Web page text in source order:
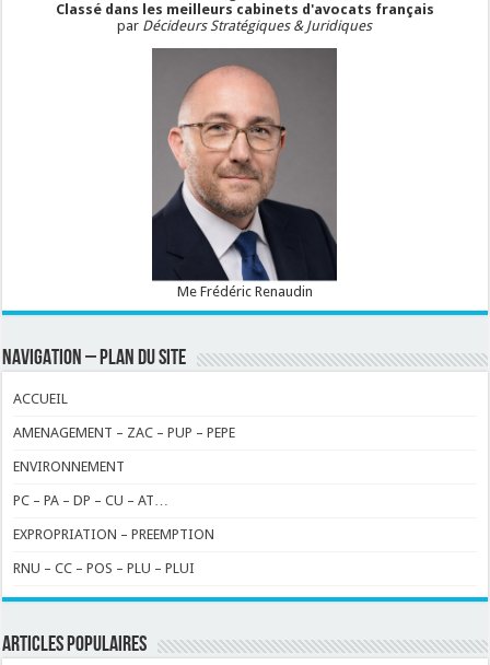
Classé dans les meilleurs cabinets d'avocats français
par Décideurs Stratégiques & Juridiques
Me Frédéric Renaudin
NAVIGATION – PLAN DU SITE
ACCUEIL
AMENAGEMENT – ZAC – PUP – PEPE
ENVIRONNEMENT
PC – PA – DP – CU – AT…
EXPROPRIATION – PREEMPTION
RNU – CC – POS – PLU – PLUI
ARTICLES POPULAIRES